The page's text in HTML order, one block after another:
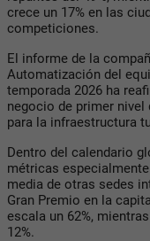
crece un 17% en las
competiciones.
El informe de la
Automatización del
temporada 2026 ha
negocio de primer
para la infraestructura
Dentro del calendario
métricas
media de otras sedes
Gran Premio en la
escala un 62%,
12%.